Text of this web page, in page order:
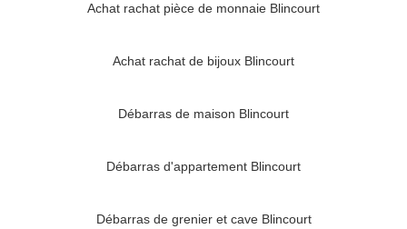
Achat rachat pièce de monnaie Blincourt
Achat rachat de bijoux Blincourt
Débarras de maison Blincourt
Débarras d'appartement Blincourt
Débarras de grenier et cave Blincourt